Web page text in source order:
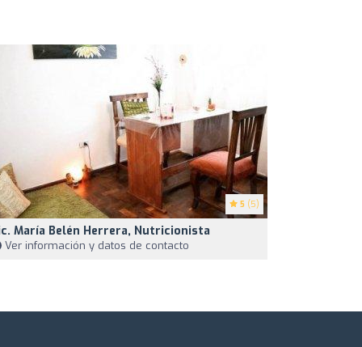
5 (5)
María Belén Herrera, Nutricionista
Ver información y datos de contacto